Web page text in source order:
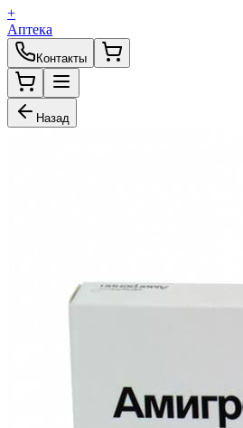
+
Аптека
Контакты
Назад